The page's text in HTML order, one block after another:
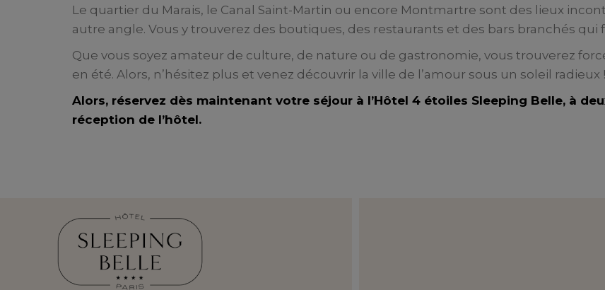
Le quartier du Marais, le Canal Saint-Martin ou encore Montmartre sont des lieux
autre angle. Vous y trouverez des boutiques, des restaurants et des bars branchés
Que vous soyez amateur de culture, de nature ou de gastronomie, vous trouverez
en été. Alors, n’hésitez plus et venez découvrir la ville de l’amour sous un soleil radieux !
Alors, réservez dès maintenant votre séjour à l’Hôtel 4 étoiles Sleeping Belle, à
réception de l’hôtel.